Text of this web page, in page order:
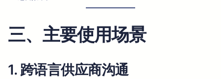
三、主要使用场景
1. 跨语言供应商沟通